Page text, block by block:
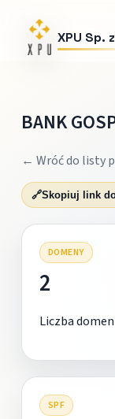
XPU Sp.
BANK
← Wróć do listy
🔗Skopiuj link
DOMENY
2
Liczba
SPF